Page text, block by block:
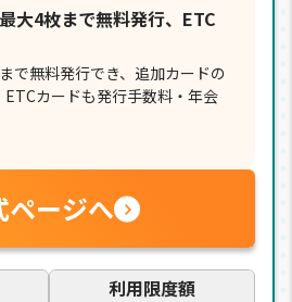
大4枚まで無料発行、ETC
で無料発行でき、追加カードの
カードも発行手数料・年会
ページへ
利用限度額